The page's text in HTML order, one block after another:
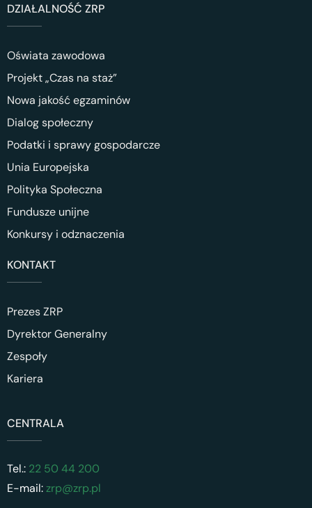
DZIAŁALNOŚĆ ZRP
Oświata zawodowa
Projekt „Czas na staż”
Nowa jakość egzaminów
Dialog społeczny
Podatki i sprawy gospodarcze
Unia Europejska
Polityka Społeczna
Fundusze unijne
Konkursy i odznaczenia
KONTAKT
Prezes ZRP
Dyrektor Generalny
Zespoły
Kariera
CENTRALA
Tel.: 22 50 44 200
E-mail:zrp@zrp.pl